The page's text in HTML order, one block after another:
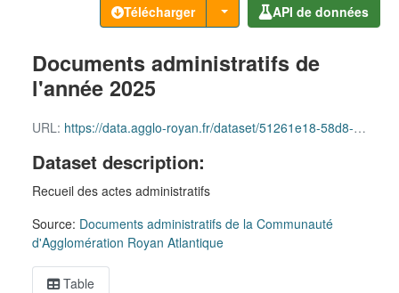
Télécharger API de données
Documents administratifs de
l'année 2025
URL: https://data.agglo-royan.fr/dataset/51261e18-58d8-4fe4-9954-a6aa554f880a/resource/b49f38f3-8ec1-4f64-b95f-097d3146d1ab/download/documents_administratifs_2025.csv
Dataset description:
Recueil des actes administratifs
Source: Documents administratifs de la Communauté
d'Agglomération Royan Atlantique
Table